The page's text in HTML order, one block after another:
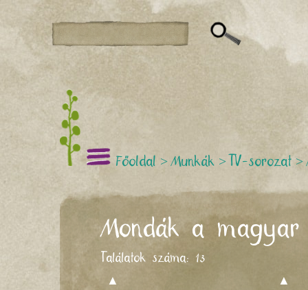
Főoldal > Munkák > TV-sorozat >
Mondák a magyar
Találatok száma: 13
▲
▲